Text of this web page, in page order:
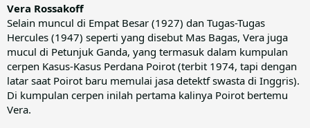
Vera Rossakoff
Selain muncul di Empat Besar (1927) dan Tugas-Tugas
Hercules (1947) seperti yang disebut Mas Bagas, Vera juga
mucul di Petunjuk Ganda, yang termasuk dalam kumpulan
cerpen Kasus-Kasus Perdana Poirot (terbit 1974, tapi dengan
latar saat Poirot baru memulai jasa detektf swasta di Inggris).
Di kumpulan cerpen inilah pertama kalinya Poirot bertemu
Vera.